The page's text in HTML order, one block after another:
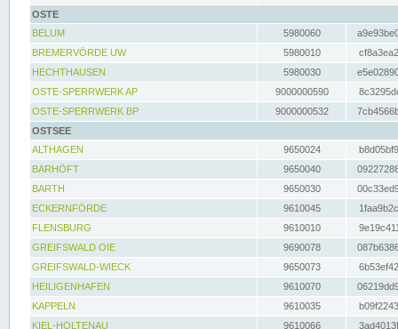
OSTE
BELUM
5980060
BREMERVÖRDE UW
5980010
HECHTHAUSEN
5980030
OSTE-SPERRWERK AP
9000000590
OSTE-SPERRWERK BP
9000000532
OSTSEE
ALTHAGEN
9650024
BARHÖFT
9650040
BARTH
9650030
ECKERNFÖRDE
9610045
FLENSBURG
9610010
GREIFSWALD OIE
9690078
GREIFSWALD-WIECK
9650073
HEILIGENHAFEN
9610070
KAPPELN
9610035
KIEL-HOLTENAU
9610066